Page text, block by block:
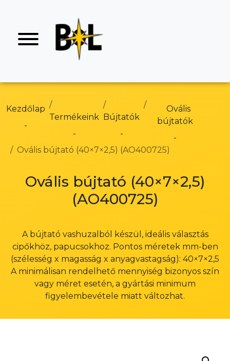
Kezdőlap
Termékeink Bújtatók
Ovális
bújtatók
Ovális bújtató (40×7×2,5) (AO400725)
Ovális bújtató (40×7×2,5)
(AO400725)
A bújtató vashuzalból készül, ideális választás
cipőkhöz, papucsokhoz. Pontos méretek mm-ben
(szélesség x magasság x anyagvastagság): 40×7×2,5
A minimálisan rendelhető mennyiség bizonyos szín
vagy méret esetén, a gyártási minimum
figyelembevétele miatt változhat.